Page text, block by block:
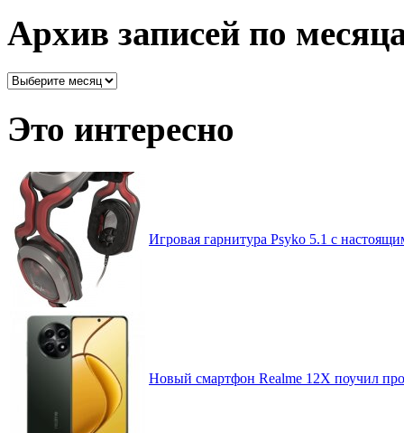
Архив записей по
Архив
месяцам
Это интересно
Игровая гарнитура Psyko 5.1 с
Новый смартфон Realme 12X поучил